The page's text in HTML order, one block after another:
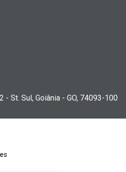
- St. Sul, Goiânia - GO, 74093-100